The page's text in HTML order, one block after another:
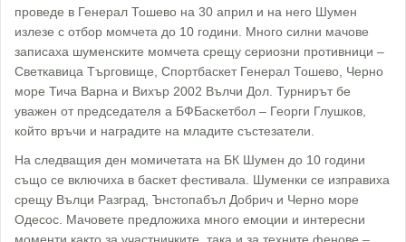
проведе в Генерал Тошево на 30 април и на него Шумен
излезе с отбор момчета до 10 години. Много силни мачове
записаха шуменските момчета срещу сериозни противници –
Светкавица Търговище, Спортбаскет Генерал Тошево, Черно
море Тича Варна и Вихър 2002 Вълчи Дол. Турнирът бе
уважен от председателя а БФБаскетбол – Георги Глушков,
който връчи и наградите на младите състезатели.
На следващия ден момичетата на БК Шумен до 10 години
също се включиха в баскет фестивала. Шуменки се изправиха
срещу Вълци Разград, Ънстопабъл Добрич и Черно море
Одесос. Мачовете предложиха много емоции и интересни
моменти както за участничките, така и за техните фенове –